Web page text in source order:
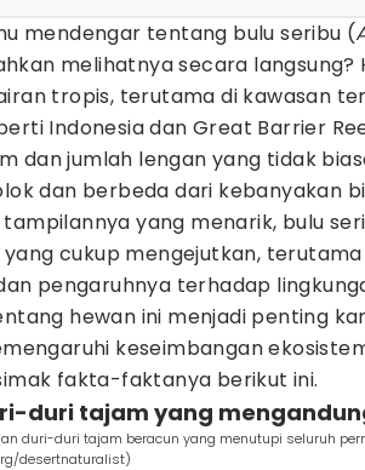
mendengar tentang bulu seribu (
melihatnya secara langsung?
tropis, terutama di kawasan
Indonesia dan Great Barrier
dan jumlah lengan yang tidak
dan berbeda dari kebanyakan
tampilannya yang menarik, bulu
cukup mengejutkan,
pengaruhnya terhadap
hewan ini menjadi penting
keseimbangan
fakta-faktanya berikut ini.
duri tajam yang
duri-duri tajam beracun yang menutupi seluruh
desertnaturalist)